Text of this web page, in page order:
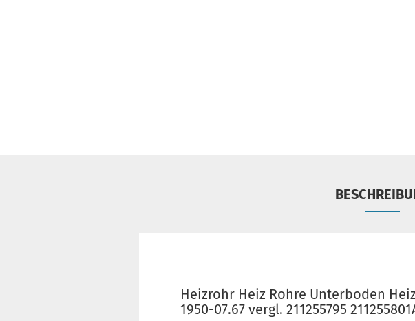
Heizrohr Heiz Rohre Unterboden
1950-07.67 vergl. 211255795